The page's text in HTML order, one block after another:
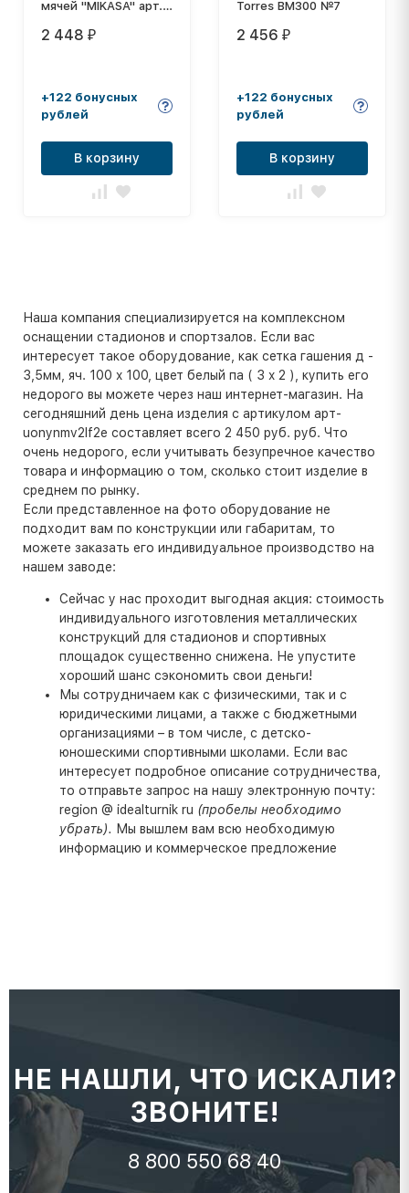
мячей "MIKASA" арт.
нейлон, на молнии,
2 448 ₽
+122 бонусных
рублей
В корзину
Torres BM300 №7
2 456 ₽
+122 бонусных
рублей
В корзину
Наша компания специализируется на комплексном
оснащении стадионов и спортзалов. Если вас
интересует такое оборудование, как сетка гашения д -
3,5мм, яч. 100 x 100, цвет белый па ( 3 x 2 ), купить его
недорого вы можете через наш интернет-магазин. На
сегодняшний день цена изделия с артикулом арт-
uonynmv2lf2e составляет всего 2 450 руб. руб. Что
очень недорого, если учитывать безупречное качество
товара и информацию о том, сколько стоит изделие в
среднем по рынку.
Если представленное на фото оборудование не
подходит вам по конструкции или габаритам, то
можете заказать его индивидуальное производство на
нашем заводе:
Сейчас у нас проходит выгодная акция: стоимость
индивидуального изготовления металлических
конструкций для стадионов и спортивных
площадок существенно снижена. Не упустите
хороший шанс сэкономить свои деньги!
Мы сотрудничаем как с физическими, так и с
юридическими лицами, а также с бюджетными
организациями – в том числе, с детско-
юношескими спортивными школами. Если вас
интересует подробное описание сотрудничества,
то отправьте запрос на нашу электронную почту:
region @ idealturnik ru (пробелы необходимо
убрать). Мы вышлем вам всю необходимую
информацию и коммерческое предложение
НЕ НАШЛИ, ЧТО ИСКАЛИ?
ЗВОНИТЕ!
8 800 550 68 40